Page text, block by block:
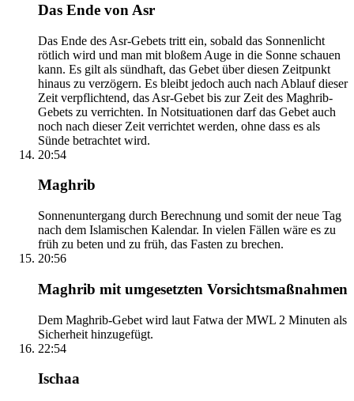
Das Ende von Asr
Das Ende des Asr-Gebets tritt ein, sobald das Sonnenlicht
rötlich wird und man mit bloßem Auge in die Sonne schauen
kann. Es gilt als sündhaft, das Gebet über diesen Zeitpunkt
hinaus zu verzögern. Es bleibt jedoch auch nach Ablauf dieser
Zeit verpflichtend, das Asr-Gebet bis zur Zeit des Maghrib-
Gebets zu verrichten. In Notsituationen darf das Gebet auch
noch nach dieser Zeit verrichtet werden, ohne dass es als
Sünde betrachtet wird.
20:54
Maghrib
Sonnenuntergang durch Berechnung und somit der neue Tag
nach dem Islamischen Kalendar. In vielen Fällen wäre es zu
früh zu beten und zu früh, das Fasten zu brechen.
20:56
Maghrib mit umgesetzten Vorsichtsmaßnahmen
Dem Maghrib-Gebet wird laut Fatwa der MWL 2 Minuten als
Sicherheit hinzugefügt.
22:54
Ischaa